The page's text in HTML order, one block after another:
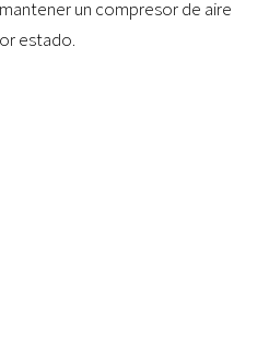
un compresor de aire
estado.